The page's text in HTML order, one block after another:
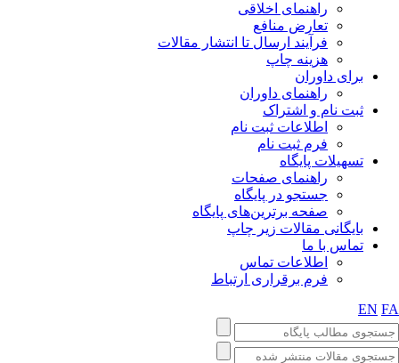
راهنمای اخلاقی
تعارض منافع
فرآیند ارسال تا انتشار مقالات
هزینه چاپ
برای داوران
راهنمای داوران
ثبت نام و اشتراک
اطلاعات ثبت نام
فرم ثبت نام
تسهیلات پایگاه
راهنمای صفحات
جستجو در پایگاه
صفحه برترین‌های پایگاه
بایگانی مقالات زیر چاپ
تماس با ما
اطلاعات تماس
فرم برقراری ارتباط
EN